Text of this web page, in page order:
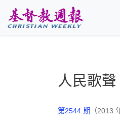
人民歌聲
第2544 期 （2013